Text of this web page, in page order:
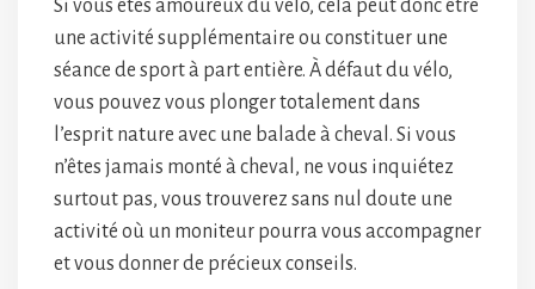
Si vous êtes amoureux du vélo, cela peut donc être
une activité supplémentaire ou constituer une
séance de sport à part entière. À défaut du vélo,
vous pouvez vous plonger totalement dans
l’esprit nature avec une balade à cheval. Si vous
n’êtes jamais monté à cheval, ne vous inquiétez
surtout pas, vous trouverez sans nul doute une
activité où un moniteur pourra vous accompagner
et vous donner de précieux conseils.